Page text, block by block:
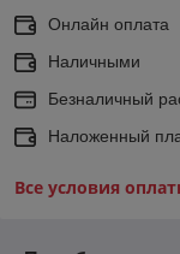
Онлайн оплата
Наличными
Безналичный
Наложенный
Все условия